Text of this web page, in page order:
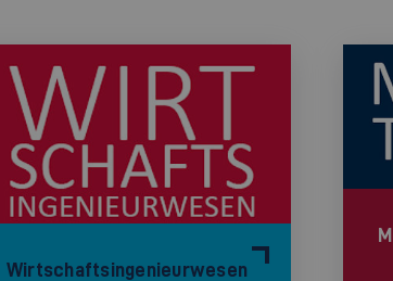
Wirtschaftsingenieurwesen